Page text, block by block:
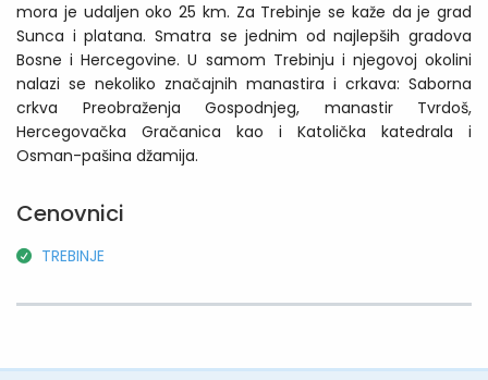
mora je udaljen oko 25 km. Za Trebinje se kaže da je grad
Sunca i platana. Smatra se jednim od najlepših gradova
Bosne i Hercegovine. U samom Trebinju i njegovoj okolini
nalazi se nekoliko značajnih manastira i crkava: Saborna
crkva Preobraženja Gospodnjeg, manastir Tvrdoš,
Hercegovačka Gračanica kao i Katolička katedrala i
Osman-pašina džamija.
Cenovnici
TREBINJE